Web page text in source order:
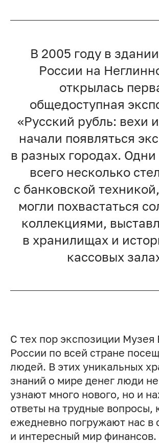
В 2005 году в
России на
открылась
общедоступная
«Русский рубль: вехи
начали появляться
в разных городах.
всего несколько
с банковской
могли похвастаться
коллекциями,
в хранилищах и
кассовых
С тех пор экспозиции Музея
России по всей стране
людей. В этих уникальных
знаний о мире денег люди
узнают много нового, но и
ответы на трудные вопросы,
ежедневно погружают нас в
и интересный мир финансов.